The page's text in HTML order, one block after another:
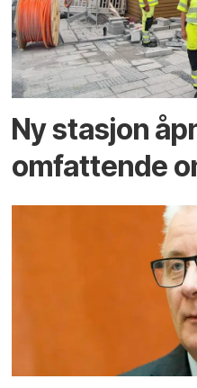
Ny stasjon
omfattende